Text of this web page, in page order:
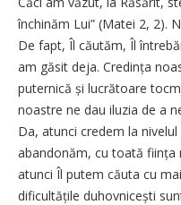
închinăm Lui” (Matei 2, 2).
De fapt, Îl căutăm, Îl
am găsit deja. Credința
puternică și lucrătoare
noastre ne dau iluzia de a
Da, atunci credem la
abandonăm, cu toată ființa
atunci Îl putem căuta cu
difi­cultățile duhovnicești